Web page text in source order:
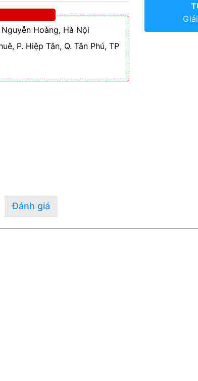
Hoàng, Hà Nội
P. Hiệp Tân, Q. Tân Phú, TP
Đánh giá